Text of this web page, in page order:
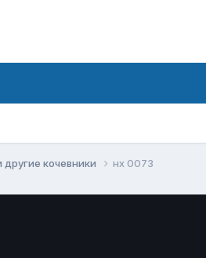
другие кочевники нх 0073